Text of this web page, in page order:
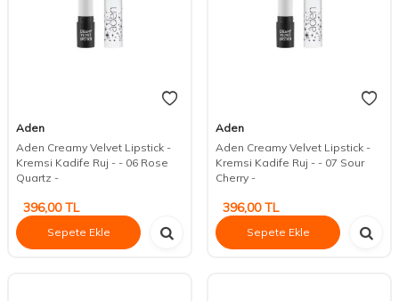
Aden
Aden Creamy Velvet Lipstick -
Kremsi Kadife Ruj - - 06 Rose
Quartz -
396,00TL
Sepete Ekle
Aden
Aden Creamy Velvet Lipstick -
Kremsi Kadife Ruj - - 07 Sour
Cherry -
396,00TL
Sepete Ekle